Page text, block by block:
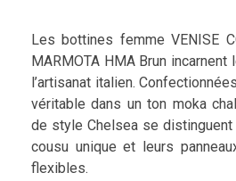
Les bottines femme VENISE
MARMOTA HMA Brun
l’artisanat italien.
véritable dans un ton moka
de style Chelsea se distinguent
cousu unique et leurs
flexibles.